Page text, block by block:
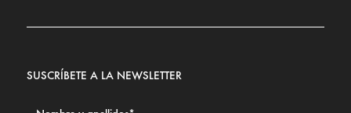
SUSCRÍBETE A LA NEWSLETTER